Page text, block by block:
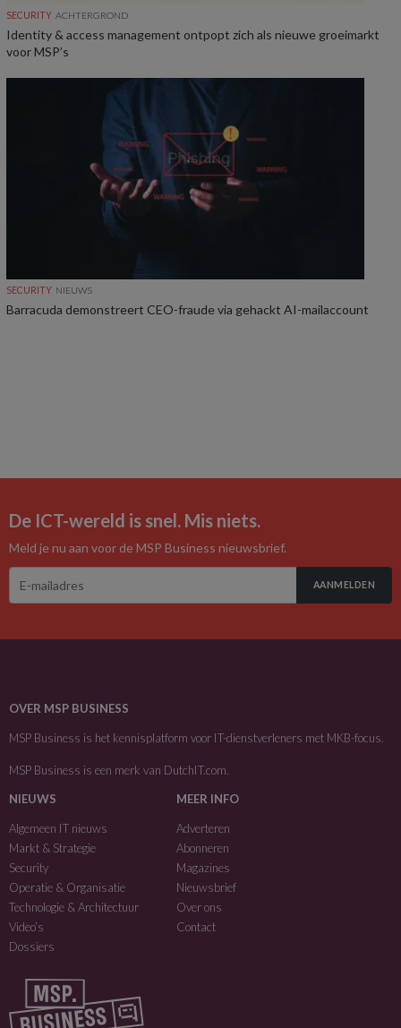
SECURITY ACHTERGROND
Identity & access management ontpopt zich als nieuwe groeimarkt
voor MSP’s
SECURITY NIEUWS
Barracuda demonstreert CEO-fraude via gehackt AI-mailaccount
De ICT-wereld is snel. Mis niets.
Meld je nu aan voor de MSP Business nieuwsbrief.
AANMELDEN
OVER MSP BUSINESS
MSP Business is het kennisplatform voor IT-dienstverleners met MKB-focus.
MSP Business is een merk van DutchIT.com
NIEUWS
Algemeen IT nieuws
Markt & Strategie
Security
Operatie & Organisatie
Technologie & Architectuur
Video’s
Dossiers
MEER INFO
Adverteren
Abonneren
Magazines
Nieuwsbrief
Over ons
Contact